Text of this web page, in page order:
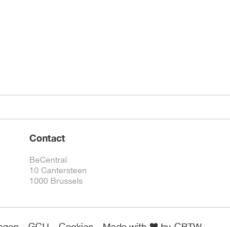
Contact
BeCentral
10 Cantersteen
1000 Brussels